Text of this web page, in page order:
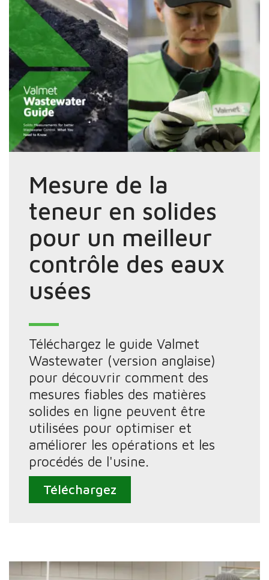
Mesure de la
teneur en solides
pour un meilleur
contrôle des eaux
usées
Téléchargez le guide Valmet
Wastewater (version anglaise)
pour découvrir comment des
mesures fiables des matières
solides en ligne peuvent être
utilisées pour optimiser et
améliorer les opérations et les
procédés de l'usine.
Téléchargez